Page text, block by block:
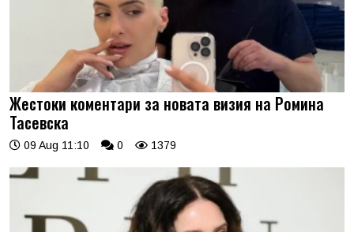
Жестоки коментари за новата визия на Ромина
Тасевска
09 Aug 11:10 0 1379